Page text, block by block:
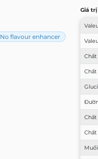
No flavour enhancer
Giá
Chất
Chất
Chất
Muối